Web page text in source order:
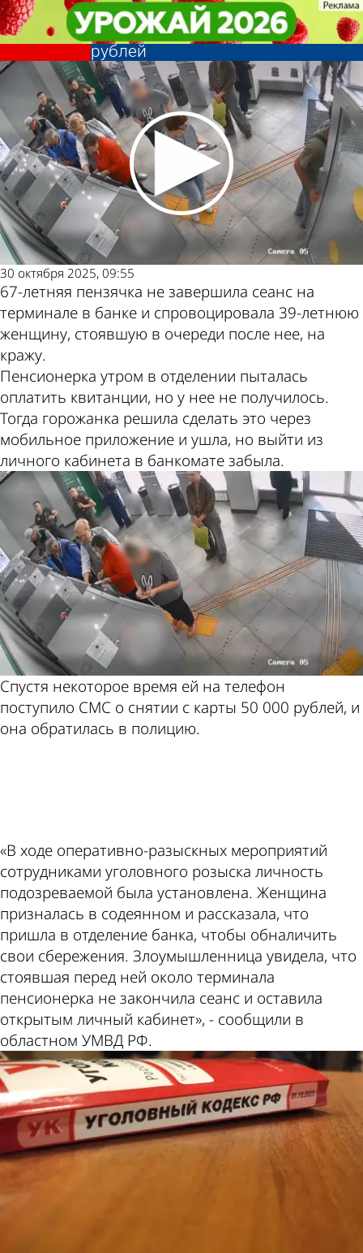
Пензячка не завершила сеанс в
банкомате и потеряла 50 000
рублей
Криминал
30 октября 2025, 09:55
67-летняя пензячка не завершила сеанс на
терминале в банке и спровоцировала 39-летнюю
женщину, стоявшую в очереди после нее, на
кражу.
Пенсионерка утром в отделении пыталась
оплатить квитанции, но у нее не получилось.
Тогда горожанка решила сделать это через
мобильное приложение и ушла, но выйти из
личного кабинета в банкомате забыла.
Спустя некоторое время ей на телефон
поступило СМС о снятии с карты 50 000 рублей, и
она обратилась в полицию.
«В ходе оперативно-разыскных мероприятий
сотрудниками уголовного розыска личность
подозреваемой была установлена. Женщина
призналась в содеянном и рассказала, что
пришла в отделение банка, чтобы обналичить
свои сбережения. Злоумышленница увидела, что
стоявшая перед ней около терминала
пенсионерка не закончила сеанс и оставила
открытым личный кабинет», - сообщили в
областном УМВД РФ.
Пензячка не завершила сеанс в
банкомате и потеряла 50 000
рублей
Криминал
Другие
новости по
теме
Погода и
курсы валют в
Пензе